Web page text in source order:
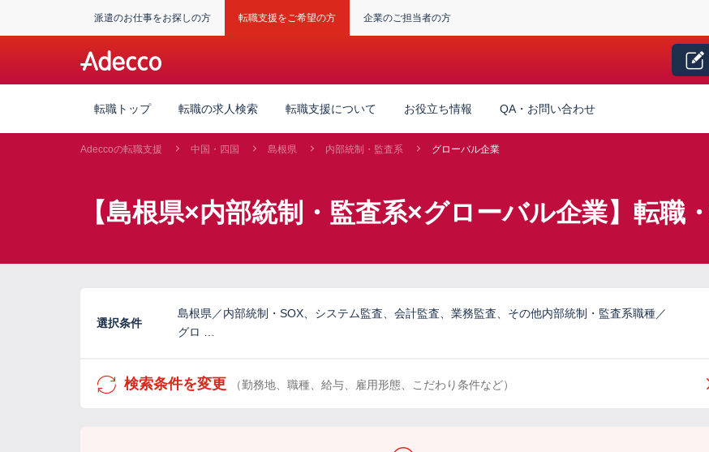
派遣のお仕事をお探しの方 転職支援をご希望の方 企業のご担当者の方
転職トップ 転職の求人検索 転職支援について お役立ち情報 QA・お問い合わせ
Adeccoの転職支援 中国・四国 島根県 内部統制・監査系 グローバル企業
【島根県×内部統制・監査系×グローバル企業】転職
選択条件
島根県／内部統制・SOX、システム監査、会計監査、業務監査、その他内部統制・監査系職種／
グロ …
検索条件を変更 （勤務地、職種、給与、雇用形態、こだわり条件など）